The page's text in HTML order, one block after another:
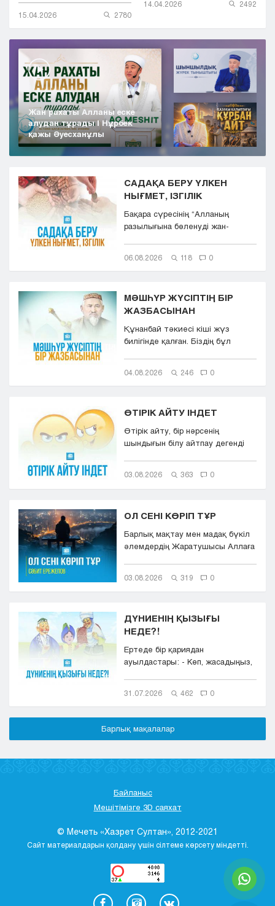
15.04.2026 2780
14.04.2026 2492
Жан рахаты Алланы еске
алудан тұрады | Нұрбек
қажы Әуесханұлы
САДАҚА БЕРУ ҮЛКЕН
НЫҒМЕТ, ІЗГІЛІК
Бақара сүресінің “Aлланың
разылығына бөленуді жан-
06.08.2026 118 0
МӘШҺҮР ЖҮСІПТІҢ БІР
ЖАЗБАСЫНАН
Құнанбай тәкиесі кіші жүз
билігінде қалған. Біздің бұл
04.08.2026 246 0
ӨТІРІК АЙТУ ІНДЕТ
Өтірік айту, бір нәрсенің
шындығын білу айтпау дегенді
03.08.2026 363 0
ОЛ СЕНІ КӨРІП ТҰР
Барлық мақтау мен мадақ бүкіл
әлемдердің Жаратушысы Аллаға
03.08.2026 319 0
ДҮНИЕНІҢ ҚЫЗЫҒЫ
НЕДЕ?!
Ертеде бір қариядан
ауылдастары: - Көп, жасадыңыз,
31.07.2026 462 0
Барлық мақалалар
Байланыс
Мешітімізге 3D саяхат
© Мечеть «Хазрет Султан», 2012-2021
Сайт материалдарын қолдану үшін сілтеме көрсету міндетті.